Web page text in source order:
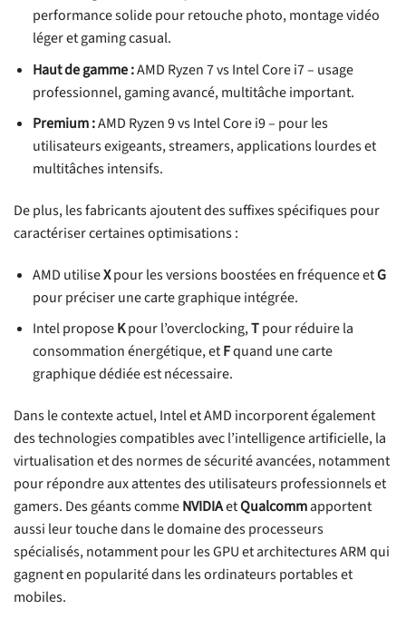
performance solide pour retouche photo, montage vidéo
léger et gaming casual.
Haut de gamme :AMD Ryzen 7 vs Intel Core i7 – usage
professionnel, gaming avancé, multitâche important.
Premium :AMD Ryzen 9 vs Intel Core i9 – pour les
utilisateurs exigeants, streamers, applications lourdes et
multitâches intensifs.
De plus, les fabricants ajoutent des suffixes spécifiques pour
caractériser certaines optimisations :
AMD utiliseXpour les versions boostées en fréquence etG
pour préciser une carte graphique intégrée.
Intel proposeKpour l’overclocking,Tpour réduire la
consommation énergétique, etFquand une carte
graphique dédiée est nécessaire.
Dans le contexte actuel, Intel et AMD incorporent également
des technologies compatibles avec l’intelligence artificielle, la
virtualisation et des normes de sécurité avancées, notamment
pour répondre aux attentes des utilisateurs professionnels et
gamers. Des géants commeNVIDIAetQualcommapportent
aussi leur touche dans le domaine des processeurs
spécialisés, notamment pour les GPU et architectures ARM qui
gagnent en popularité dans les ordinateurs portables et
mobiles.